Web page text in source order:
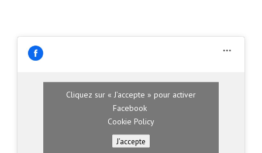
Cliquez sur « J’accepte » pour activer
Facebook
Cookie Policy
J’accepte